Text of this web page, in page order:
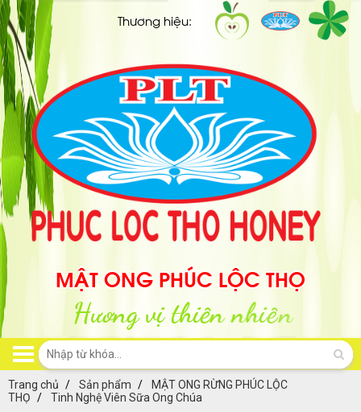
Thương hiệu:
MẬT ONG PHÚC LỘC THỌ
Trang chủ Sản phẩm
MẬT ONG RỪNG PHÚC LỘC
THỌ
Tinh Nghệ Viên Sữa Ong Chúa